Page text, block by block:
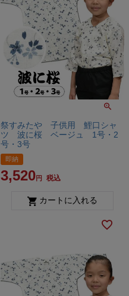
祭すみたや 子供用 鯉口シャ
ツ 波に桜 ベージュ 1号・2
号・3号
即納
3,520 税込
カートに入れる